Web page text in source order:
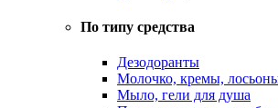
По типу средства
Дезодоранты
Молочко, кремы,
Мыло, гели для душа